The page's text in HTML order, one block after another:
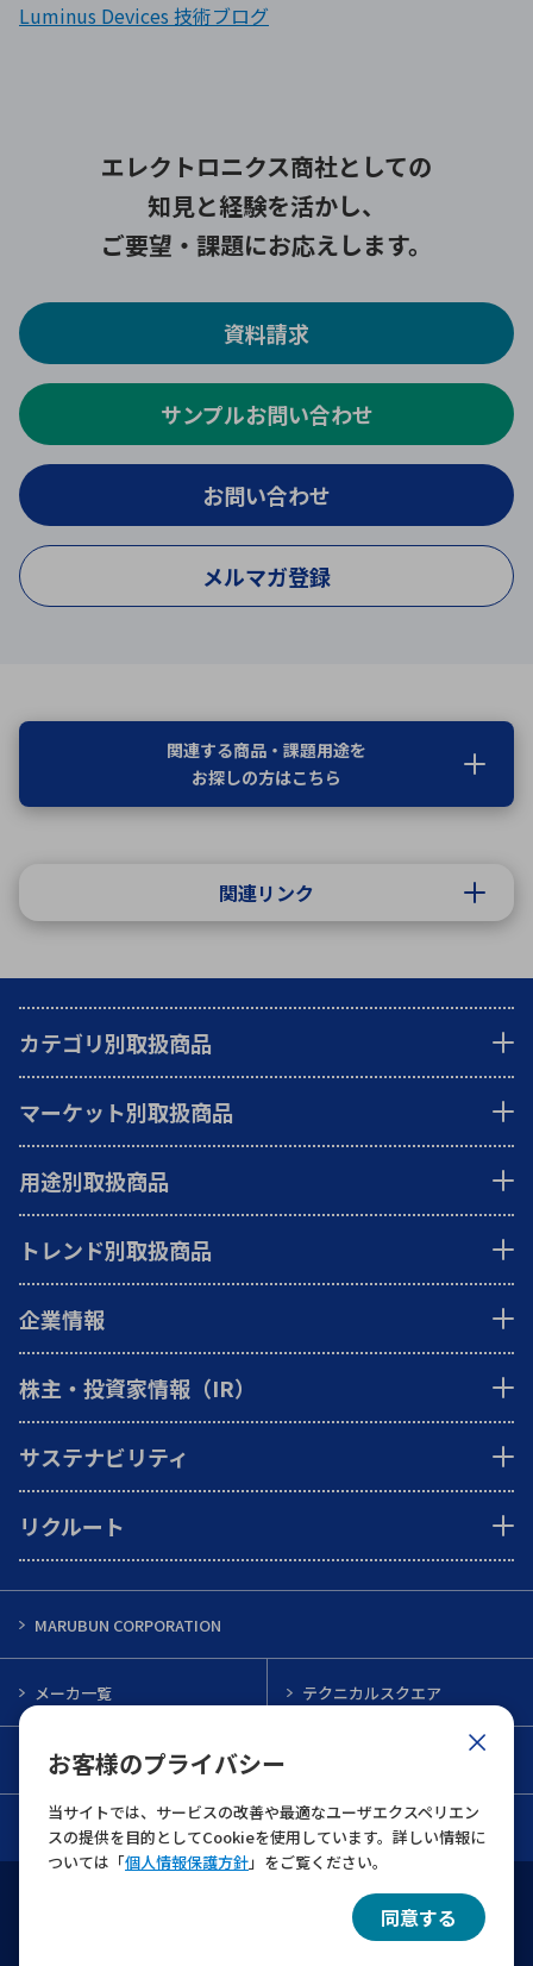
お客様のプライバシー
当サイトでは、サービスの改善や最適なユーザエクスペリエン
スの提供を目的としてCookieを使用しています。詳しい情報に
ついては「個人情報保護方針」をご覧ください。
同意する
Luminus Devices 技術ブログ
エレクトロニクス商社としての
知見と経験を活かし、
ご要望・課題にお応えします。
資料請求
サンプルお問い合わせ
お問い合わせ
メルマガ登録
関連する商品・課題用途を
お探しの方はこちら
関連リンク
カテゴリ別取扱商品
マーケット別取扱商品
用途別取扱商品
トレンド別取扱商品
企業情報
株主・投資家情報（IR）
サステナビリティ
リクルート
MARUBUN CORPORATION
メーカ一覧 テクニカルスクエア
インフォメーション
お問い合わせ
個人情報保護について
© 2022 MARUBUN CORPORATION All Rights Reserved.